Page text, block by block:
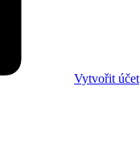
Vytvořit účet